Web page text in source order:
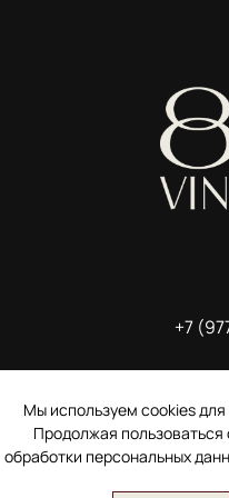
+7
Электронное
Согласие на
Мы используем cookies
Продолжая
обработки персональных